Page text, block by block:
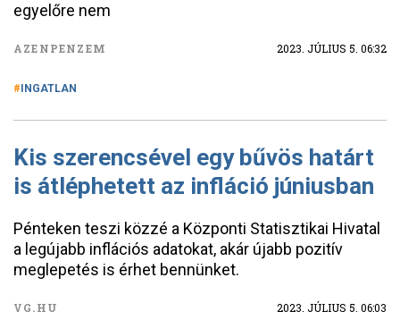
egyelőre nem
AZENPENZEM 2023. JÚLIUS 5. 06:32
INGATLAN
Kis szerencsével egy bűvös határt
is átléphetett az infláció júniusban
Pénteken teszi közzé a Központi Statisztikai Hivatal
a legújabb inflációs adatokat, akár újabb pozitív
meglepetés is érhet bennünket.
VG.HU 2023. JÚLIUS 5. 06:03